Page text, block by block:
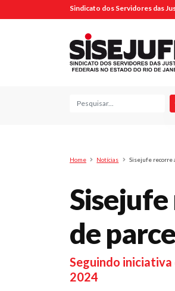
Sindicato dos Servidores das
Pesquisa
Home Notícias Sisejufe recorre
de
Seguindo
2024